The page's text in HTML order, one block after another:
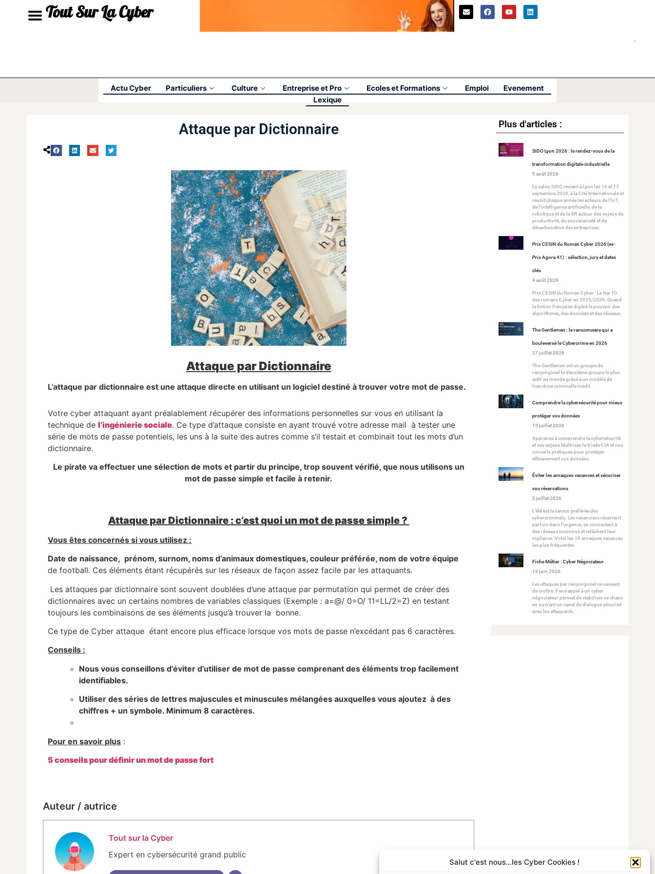
Salut c'est nous...les Cyber Cookies !
Tout Sur La Cyber
Actu Cyber Particuliers Culture Entreprise et Pro Ecoles et Formations Emploi
Evenement
Lexique
Attaque par Dictionnaire
Attaque par Dictionnaire
L’attaque par dictionnaire est une attaque directe en utilisant un logiciel destiné à trouver votre mot de passe.
Votre cyber attaquant ayant préalablement récupérer des informations personnelles sur vous en utilisant la
technique del’ingénierie sociale. Ce type d’attaque consiste en ayant trouvé votre adresse mail à tester une
série de mots de passe potentiels, les uns à la suite des autres comme s’il testait et combinait tout les mots d’un
dictionnaire.
Le pirate va effectuer une sélection de mots et partir du principe, trop souvent vérifié, que nous utilisons un
mot de passe simple et facile à retenir.
Attaque par Dictionnaire : c’est quoi un mot de passe simple ?
Vous êtes concernés si vous utilisez :
Date de naissance, prénom, surnom, noms d’animaux domestiques, couleur préférée, nom de votre équipe
de football. Ces éléments étant récupérés sur les réseaux de façon assez facile par les attaquants.
Les attaques par dictionnaire sont souvent doublées d’une attaque par permutation qui permet de créer des
dictionnaires avec un certains nombres de variables classiques (Exemple : a=@/ 0=O/ 11=LL/2=Z) en testant
toujours les combinaisons de ses éléments jusqu’à trouver la bonne.
Ce type de Cyber attaque étant encore plus efficace lorsque vos mots de passe n’excédant pas 6 caractères.
Conseils :
Nous vous conseillons d’éviter d’utiliser de mot de passe comprenant des éléments trop facilement
identifiables.
Utiliser des séries de lettres majuscules et minuscules mélangées auxquelles vous ajoutez à des
chiffres + un symbole. Minimum 8 caractères.
Pour en savoir plus :
5 conseils pour définir un mot de passe fort
Auteur / autrice
Tout sur la Cyber
Expert en cybersécurité grand public
Plus d'articles :
SIDO Lyon 2026 : le rendez-vous de la
transformation digitale industrielle
5 août 2026
Le salon SIDO revient à Lyon les 16 et 17
septembre 2026, à la Cité Internationale et
réunit chaque année les acteurs de l’IoT,
de l’intelligence artificielle, de la
robotique et de la XR autour des enjeux de
productivité, de souveraineté et de
décarbonation des entreprises.
Prix CESIN du Roman Cyber 2026 (ex-
Prix Agora 41) : sélection, jury et dates
clés
4 août 2026
Prix CESIN du Roman Cyber : Le top 10
des romans Cyber en 2025/2026. Quand
la fiction française digère le pouvoir des
algorithmes, des données et des réseaux.
The Gentlemen : le ransomware qui a
bouleversé le Cybercrime en 2026
27 juillet 2026
The Gentlemen est un groupe de
rançongiciel le deuxième groupe le plus
actif au monde grâce à un modèle de
franchise criminelle inédit
Comprendre la cybersécurité pour mieux
protéger vos données
15 juillet 2026
Apprenez à comprendre la cybersécurité
et ses enjeux Maîtrisez la triade CIA et nos
conseils pratiques pour protéger
efficacement vos données.
Éviter les arnaques vacances et sécuriser
vos réservations
2 juillet 2026
L’été est la saison préférée des
cybercriminels. Les vacanciers réservent
parfois dans l’urgence, se connectent à
des réseaux inconnus et relâchent leur
vigilance. Voici les 10 arnaques vacances
les plus fréquentes.
Fiche Métier : Cyber Négociateur
19 juin 2026
Les attaques par rançongiciel ne cessent
de croître. Faire appel à un cyber
négociateur permet de stabiliser ce chaos
en ouvrant un canal de dialogue sécurisé
avec les attaquants.